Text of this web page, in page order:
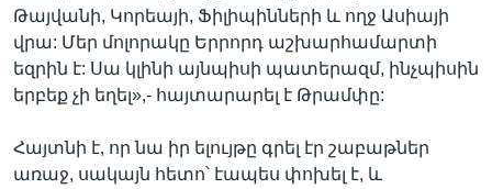
Թայվանի, Կորեայի, Ֆիլիպինների և ողջ Ասիայի
վրա: Մեր մոլորակը Երրորդ աշխարհամարտի
եզրին է: Սա կլինի այնպիսի պատերազմ, ինչպիսին
երբեք չի եղել»,- հայտարարել է Թրամփը:
Հայտնի է, որ նա իր ելույթը գրել էր շաբաթներ
առաջ, սակայն հետո՝ էապես փոխել է, և